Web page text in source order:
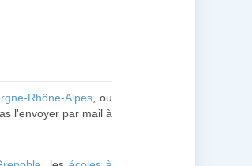
Rhône-Alpes , ou
l'envoyer par mail à